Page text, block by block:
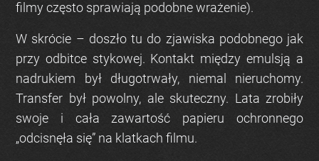
filmy często sprawiają podobne wrażenie).
W skrócie – doszło tu do zjawiska podobnego jak
przy odbitce stykowej. Kontakt między emulsją a
nadrukiem był długotrwały, niemal nieruchomy.
Transfer był powolny, ale skuteczny. Lata zrobiły
swoje i cała zawartość papieru ochronnego
„odcisnęła się” na klatkach filmu.